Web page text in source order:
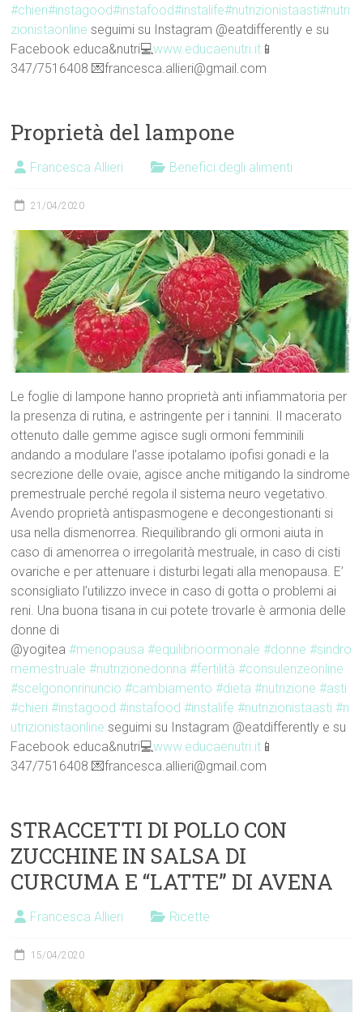
#chieri#instagood#instafood#instalife#nutrizionistaasti#nutri
zionistaonline seguimi su Instagram @eatdifferently e su
Facebook educa&nutri💻www.educaenutri.it 📱
347/7516408 💌francesca.allieri@gmail.com
Proprietà del lampone
Francesca Allieri Benefici degli alimenti
21/04/2020
Le foglie di lampone hanno proprietà anti infiammatoria per
la presenza di rutina, e astringente per i tannini. Il macerato
ottenuto dalle gemme agisce sugli ormoni femminili
andando a modulare l’asse ipotalamo ipofisi gonadi e la
secrezione delle ovaie, agisce anche mitigando la sindrome
premestruale perché regola il sistema neuro vegetativo.
Avendo proprietà antispasmogene e decongestionanti si
usa nella dismenorrea. Riequilibrando gli ormoni aiuta in
caso di amenorrea o irregolarità mestruale, in caso di cisti
ovariche e per attenuare i disturbi legati alla menopausa. E’
sconsigliato l’utilizzo invece in caso di gotta o problemi ai
reni. Una buona tisana in cui potete trovarle è armonia delle
donne di
@yogitea#menopausa #equilibrioormonale #donne #sindro
memestruale #nutrizionedonna #fertilità #consulenzeonline
#scelgononrinuncio #cambiamento #dieta #nutrizione #asti
#chieri #instagood #instafood #instalife #nutrizionistaasti #n
utrizionistaonline seguimi su Instagram @eatdifferently e su
Facebook educa&nutri💻www.educaenutri.it 📱
347/7516408 💌francesca.allieri@gmail.com
STRACCETTI DI POLLO CON
ZUCCHINE IN SALSA DI
CURCUMA E “LATTE” DI AVENA
Francesca Allieri Ricette
15/04/2020